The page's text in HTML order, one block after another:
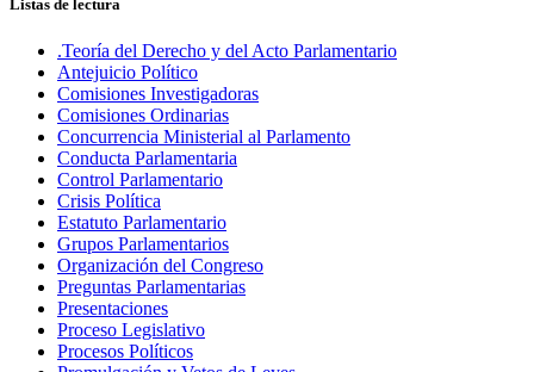
Listas de lectura
.Teoría del Derecho y del Acto Parlamentario
Antejuicio Político
Comisiones Investigadoras
Comisiones Ordinarias
Concurrencia Ministerial al Parlamento
Conducta Parlamentaria
Control Parlamentario
Crisis Política
Estatuto Parlamentario
Grupos Parlamentarios
Organización del Congreso
Preguntas Parlamentarias
Presentaciones
Proceso Legislativo
Procesos Políticos